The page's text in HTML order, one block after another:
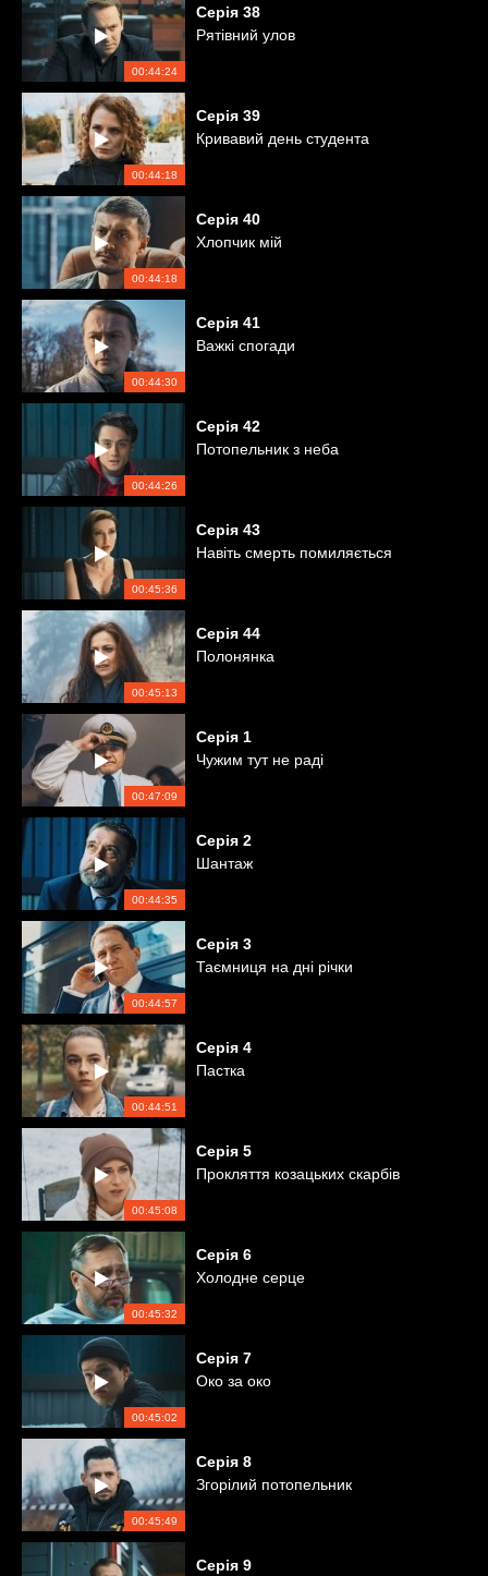
00:44:24
Серія 38
Рятівний улов
00:44:18
Серія 39
Кривавий день студента
00:44:18
Серія 40
Хлопчик мій
00:44:30
Серія 41
Важкі спогади
00:44:26
Серія 42
Потопельник з неба
00:45:36
Серія 43
Навіть смерть помиляється
00:45:13
Серія 44
Полонянка
00:47:09
Серія 1
Чужим тут не раді
00:44:35
Серія 2
Шантаж
00:44:57
Серія 3
Таємниця на дні річки
00:44:51
Серія 4
Пастка
00:45:08
Серія 5
Прокляття козацьких скарбів
00:45:32
Серія 6
Холодне серце
00:45:02
Серія 7
Око за око
00:45:49
Серія 8
Згорілий потопельник
Серія 9